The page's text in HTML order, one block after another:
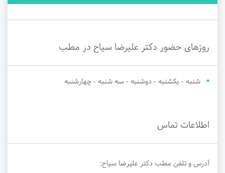
روزهای حضور دکتر علیرضا سیاح در مطب
شنبه - یکشنبه - دوشنبه - سه شنبه - چهارشنبه
اطلاعات تماس
آدرس و تلفن مطب دکتر علیرضا سیاح: